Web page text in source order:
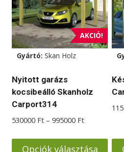
variációja
van.
A
változatok
termékoldalon
választhatók
ki
A
AKCIÓ!
Gyártó: Skan Holz
Nyitott garázs
kocsibeálló Skanholz
Carport314
530000 Ft – 995000 FtÁrtartomány:
-
Opciók választása